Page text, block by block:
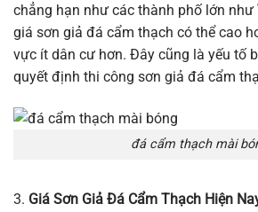
chẳng hạn như các thành phố lớn như
giá sơn giả đá cẩm thạch có thể cao
vực ít dân cư hơn. Đây cũng là yếu tố
quyết định thi công sơn giả đá cẩm
đá cẩm thạch mài
3. Giá Sơn Giả Đá Cẩm Thạch Hiện